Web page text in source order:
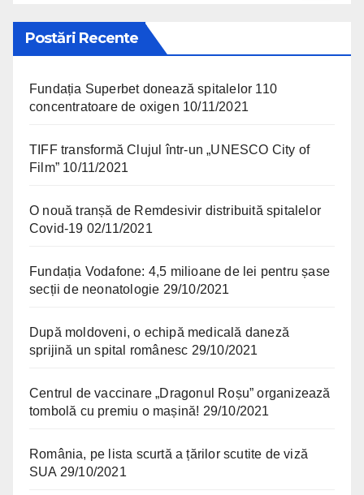
Postări Recente
Fundația Superbet donează spitalelor 110
concentratoare de oxigen 10/11/2021
TIFF transformă Clujul într-un „UNESCO City of
Film” 10/11/2021
O nouă tranșă de Remdesivir distribuită spitalelor
Covid-19 02/11/2021
Fundația Vodafone: 4,5 milioane de lei pentru șase
secții de neonatologie 29/10/2021
După moldoveni, o echipă medicală daneză
sprijină un spital românesc 29/10/2021
Centrul de vaccinare „Dragonul Roșu” organizează
tombolă cu premiu o mașină! 29/10/2021
România, pe lista scurtă a țărilor scutite de viză
SUA 29/10/2021